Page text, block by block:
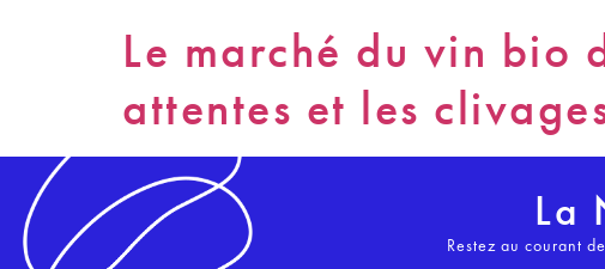
Le marché du vin bio
attentes et les
La
Restez au courant